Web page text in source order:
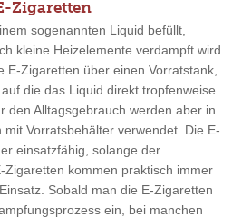
Zigaretten
sogenannten Liquid befüllt,
kleine Heizelemente verdampft wird.
E-Zigaretten über einen Vorratstank,
die das Liquid direkt tropfenweise
den Alltagsgebrauch werden aber in
Vorratsbehälter verwendet. Die E-
einsatzfähig, solange der
Zigaretten kommen praktisch immer
Sobald man die E-Zigaretten
ein, bei manchen